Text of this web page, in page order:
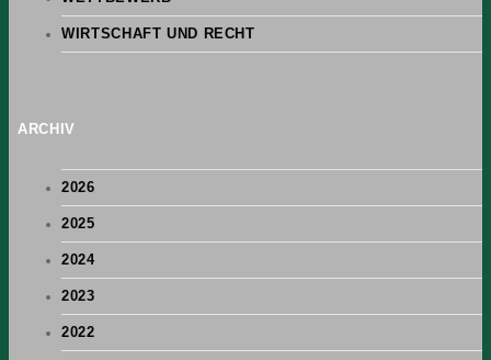
WIRTSCHAFT UND RECHT
ARCHIV
2026
2025
2024
2023
2022